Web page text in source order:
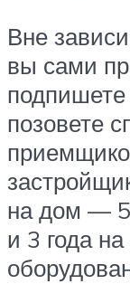
Вне
вы сами
подпишете
позовете
на дом — 5
и 3 года